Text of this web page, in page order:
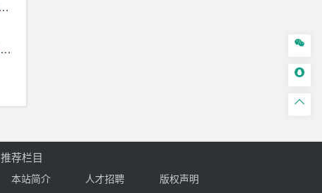



推荐栏目
本站简介 人才招聘 版权声明